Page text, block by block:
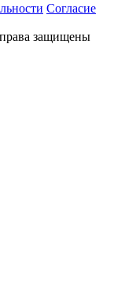
Согласие
защищены